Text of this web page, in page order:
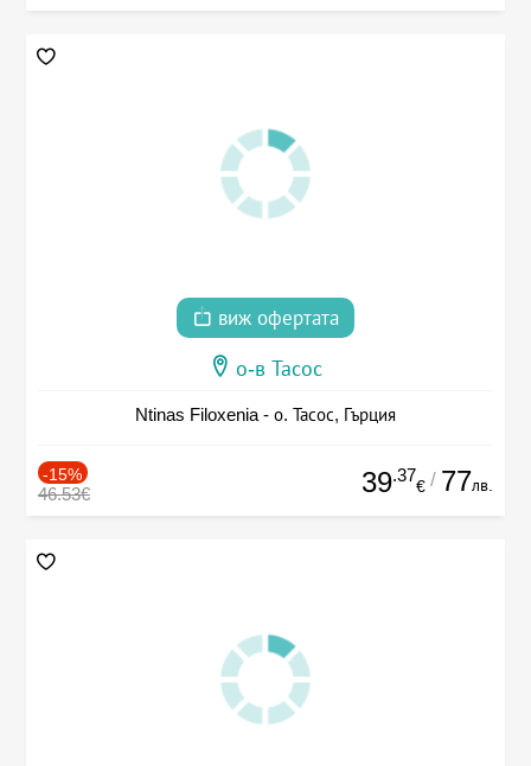
виж офертата
о-в Тасос
Ntinas Filoxenia - о. Тасос, Гърция
-15%
46.53€ 39.37
€ / 77лв.